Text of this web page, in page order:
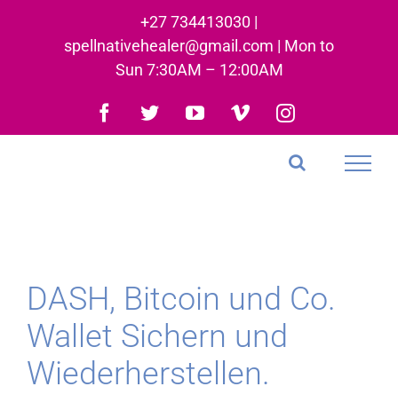
+27 734413030 |
spellnativehealer@gmail.com | Mon to
Sun 7:30AM – 12:00AM
Facebook
TwitterYouTubeVimeoInstagram
DASH, Bitcoin und Co.
Wallet Sichern und
Wiederherstellen.